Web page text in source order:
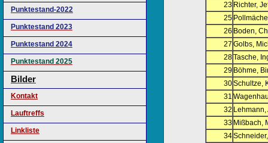
Punktestand-2022
Punktestand 2023
Punktestand 2024
Punktestand 2025
Bilder
Kontakt
Lauftreffs
Linkliste
23 Richter,
25
26 Boden,
27 Golbs,
28Tasche,
29 Böhme,
30Schultze,
31
32
33 Mißbach,
34